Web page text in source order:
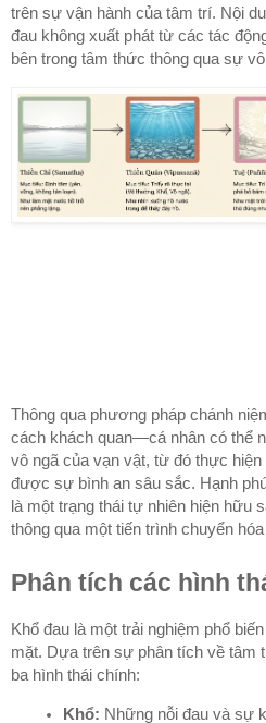
trên sự vận hành của tâm trí. Nội
đau không xuất phát từ các tác
bên trong tâm thức thông qua sự
Thông qua phương pháp chánh
cách khách quan—cá nhân có thể
vô ngã của vạn vật, từ đó thực hiện
được sự bình an sâu sắc. Hạnh
là một trạng thái tự nhiên hiện hữu
thông qua một tiến trình chuyển
Phân tích các hình
Khổ đau là một trải nghiệm phổ
mặt. Dựa trên sự phân tích về tâm
ba hình thái chính:
Khổ: Những nỗi đau và sự